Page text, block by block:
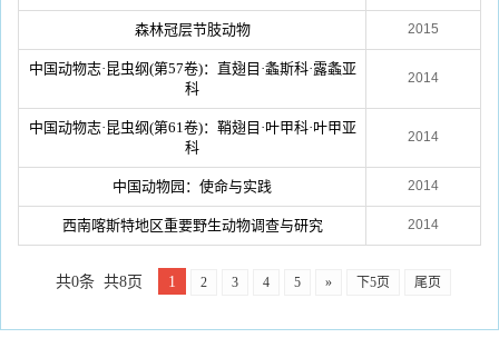
森林冠层节肢动物 2015
中国动物志·昆虫纲(第57卷)：直翅目·螽斯科·露螽亚
科
2014
中国动物志·昆虫纲(第61卷)：鞘翅目·叶甲科·叶甲亚
科
2014
中国动物园：使命与实践 2014
西南喀斯特地区重要野生动物调查与研究 2014
共0条 共8页 1 2 3 4 5 » 下5页 尾页